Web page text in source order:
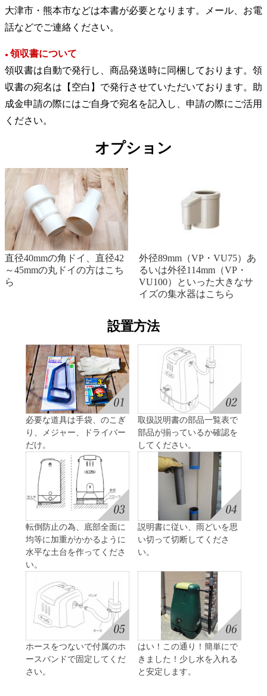
大津市・熊本市などは本書が必要となります。メール、お電
話などでご連絡ください。
● 領収書について
領収書は自動で発行し、商品発送時に同梱しております。領
収書の宛名は【空白】で発行させていただいております。助
成金申請の際にはご自身で宛名を記入し、申請の際にご活用
ください。
オプション
直径40mmの角ドイ、直径42
～45mmの丸ドイの方はこち
ら
外径89mm（VP・VU75）あ
るいは外径114mm（VP・
VU100）といった大きなサ
イズの集水器はこちら
設置方法
必要な道具は手袋、のこぎ
り、メジャー、ドライバー
だけ。
取扱説明書の部品一覧表で
部品が揃っているか確認を
してください。
転倒防止の為、底部全面に
均等に加重がかかるように
水平な土台を作ってくださ
い。
説明書に従い、雨どいを思
い切って切断してくださ
い。
ホースをつないで付属のホ
ースバンドで固定してくだ
さい。
はい！この通り！簡単にで
きました！少し水を入れる
と安定します。